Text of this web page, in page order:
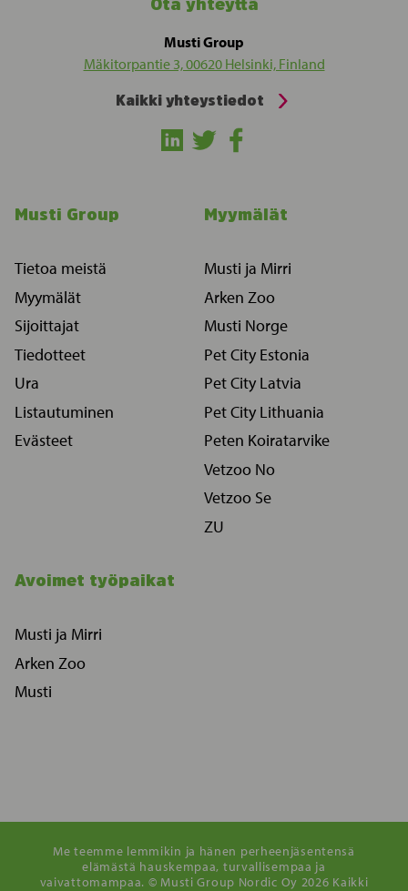
Ota yhteyttä
Musti Group
Mäkitorpantie 3, 00620 Helsinki, Finland
Kaikki yhteystiedot
Musti Group
Tietoa meistä
Myymälät
Sijoittajat
Tiedotteet
Ura
Listautuminen
Evästeet
Myymälät
Musti ja Mirri
Arken Zoo
Musti Norge
Pet City Estonia
Pet City Latvia
Pet City Lithuania
Peten Koiratarvike
Vetzoo No
Vetzoo Se
ZU
Avoimet työpaikat
Musti ja Mirri
Arken Zoo
Musti
Me teemme lemmikin ja hänen perheenjäsentensä
elämästä hauskempaa, turvallisempaa ja
vaivattomampaa. © Musti Group Nordic Oy 2026 Kaikki